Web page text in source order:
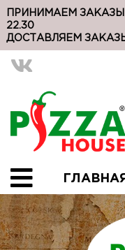
ПРИНИМАЕМ ЗАКАЗЫ
22.30
ДОСТАВЛЯЕМ ЗАКАЗЫ
ГЛАВНАЯ